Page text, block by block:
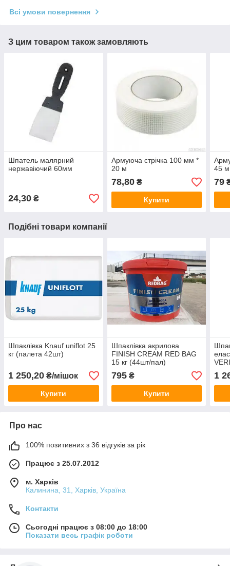
Всі умови повернення
З цим товаром також замовляють
Шпатель малярний
нержавіючий 60мм
24,30 ₴
Армуюча стрічка 100 мм *
20 м
78,80₴
Купити
45 м
79
Подібні товари компанії
Шпаклівка Knauf uniflot 25
кг (палета 42шт)
1 250,20 ₴/мішок
Купити
Шпаклівка акрилова
FINISH CREAM RED BAG
15 кг (44шт/пал)
795₴
Купити
1
Про нас
100% позитивних з 36 відгуків за рік
Працює з 25.07.2012
м. Харків
Калинина, 31, Харків, Україна
Контакти
Сьогодні працює з 08:00 до 18:00
Показати весь графік роботи